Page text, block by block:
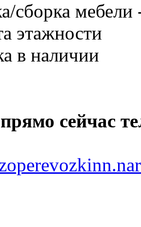
сборка мебели
этажности
в наличии
сейчас